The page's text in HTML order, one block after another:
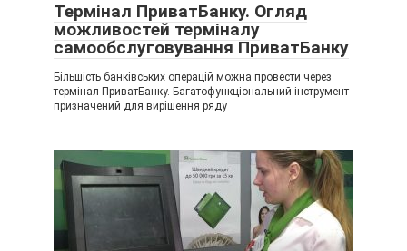
Термінал ПриватБанку. Огляд
можливостей терміналу
самообслуговування ПриватБанку
Більшість банківських операцій можна провести через
термінал ПриватБанку. Багатофункціональний інструмент
призначений для вирішення ряду